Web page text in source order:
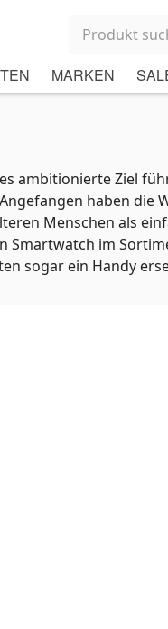
MARKEN
ambitionierte Ziel
haben
Menschen als
Smartwatch im
sogar ein Handy